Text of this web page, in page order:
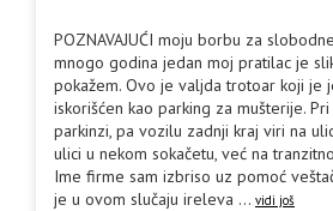
POZNAVAJUĆI moju borbu za
mnogo godina jedan moj pratilac je
pokažem. Ovo je valjda trotoar koji je
iskorišćen kao parking za mušterije.
parkinzi, pa vozilu zadnji kraj viri na
ulici u nekom sokačetu, već na
Ime firme sam izbriso uz pomoć
je u ovom slučaju ireleva ... vidi još